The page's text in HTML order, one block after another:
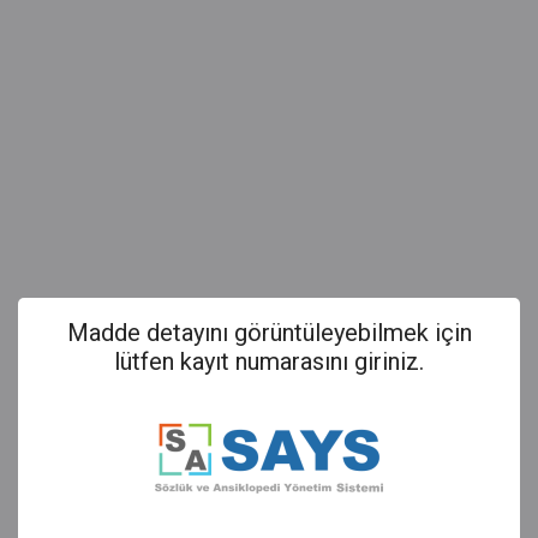
Madde detayını görüntüleyebilmek için
lütfen kayıt numarasını giriniz.